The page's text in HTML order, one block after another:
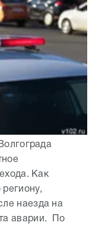
Как
наезда на
аварии. По